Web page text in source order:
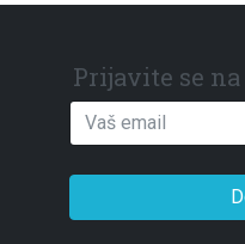
Prijavite se